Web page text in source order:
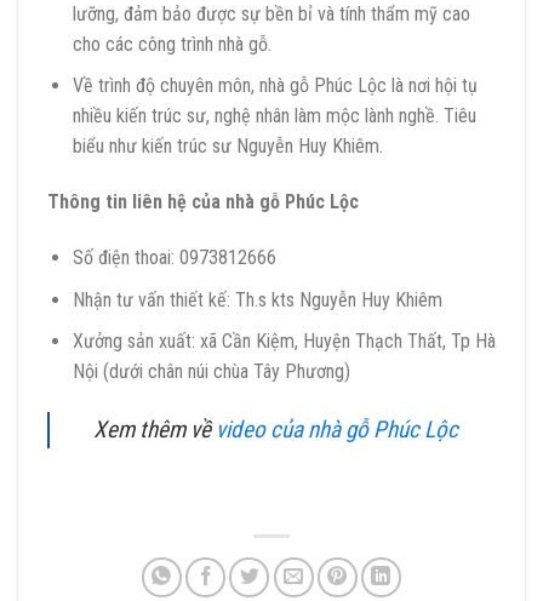
lưỡng, đảm bảo được sự bền bỉ và tính thẩm mỹ cao
cho các công trình nhà gỗ.
Về trình độ chuyên môn, nhà gỗ Phúc Lộc là nơi hội tụ
nhiều kiến trúc sư, nghệ nhân làm mộc lành nghề. Tiêu
biểu như kiến trúc sư Nguyễn Huy Khiêm.
Thông tin liên hệ của nhà gỗ Phúc Lộc
Số điện thoai: 0973812666
Nhận tư vấn thiết kế: Th.s kts Nguyễn Huy Khiêm
Xưởng sản xuất: xã Cần Kiệm, Huyện Thạch Thất, Tp Hà
Nội (dưới chân núi chùa Tây Phương)
Xem thêm về video của nhà gỗ Phúc Lộc